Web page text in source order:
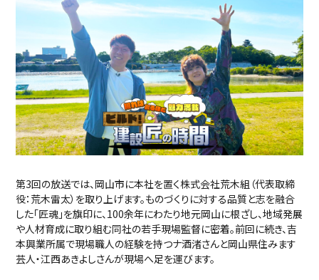
第3回の放送では、岡山市に本社を置く株式会社荒木組（代表取締
役：荒木雷太）を取り上げます。ものづくりに対する品質と志を融合
した「匠魂」を旗印に、100余年にわたり地元岡山に根ざし、地域発展
や人材育成に取り組む同社の若手現場監督に密着。前回に続き、吉
本興業所属で現場職人の経験を持つナ酒渚さんと岡山県住みます
芸人・江西あきよしさんが現場へ足を運びます。